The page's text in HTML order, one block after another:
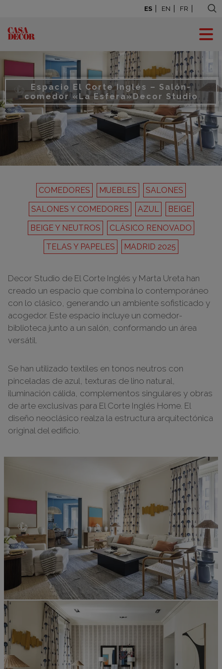
ES EN FR
Espacio El Corte Inglés – Salón-
comedor «La Esfera»Decor Studio
COMEDORES MUEBLES
SALONES
SALONES Y COMEDORES
AZUL
BEIGE
BEIGE Y NEUTROS
CLÁSICO RENOVADO
TELAS Y PAPELES
MADRID 2025
Decor Studio de El Corte Inglés y Marta Ureta han
creado un espacio que combina lo contemporáneo
con lo clásico, generando un ambiente sofisticado y
acogedor. Este espacio incluye un comedor-
biblioteca junto a un salón, conformando un área
versátil.
Se han utilizado textiles en tonos neutros con
pinceladas de azul, texturas de lino natural,
iluminación cálida, complementos singulares y obras
de arte exclusivas para El Corte Inglés Home. El
diseño neoclásico realza la estructura arquitectónica
original del edificio.